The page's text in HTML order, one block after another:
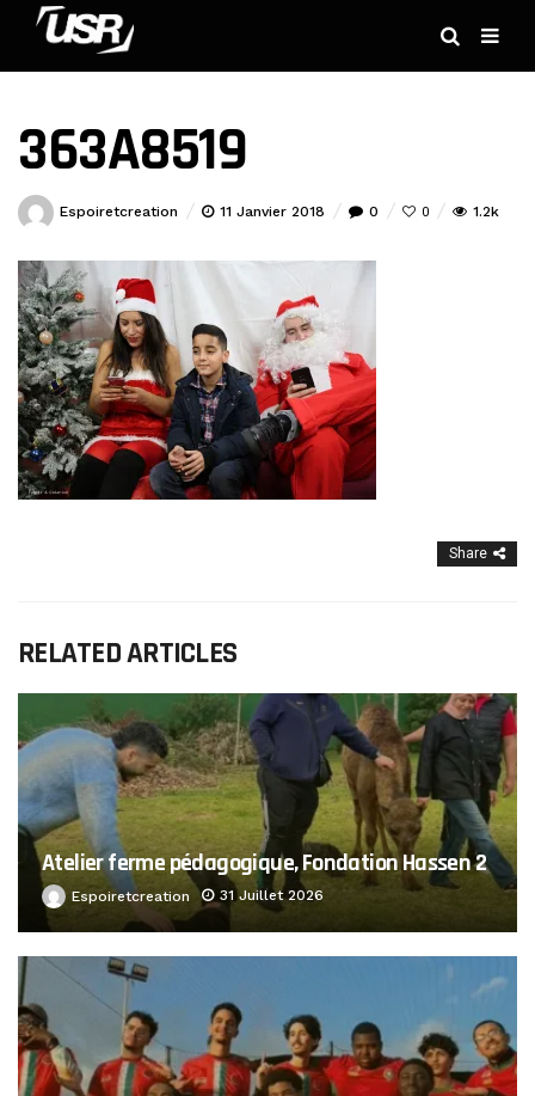
363A8519
Espoiretcreation 11 Janvier 2018 0 0 1.2k
Share
RELATED ARTICLES
Atelier ferme pédagogique, Fondation Hassen 2
Espoiretcreation 31 Juillet 2026